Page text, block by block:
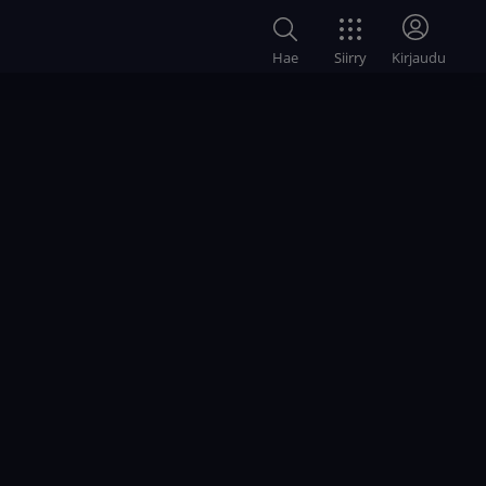
Hae Siirry Kirjaudu